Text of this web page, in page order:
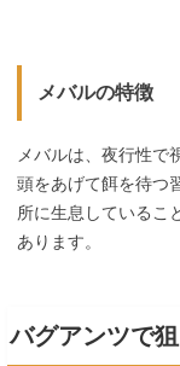
メバルの特徴
メバルは、夜行性で
頭をあげて餌を待つ
所に生息しているこ
あります。
バグアンツで